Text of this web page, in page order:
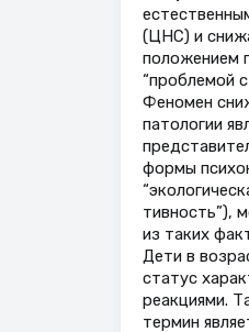
(ЦНС) и
положением
“проблемой
Феномен
патологии
формы
тивность”),
из таких
Дети в
статус
реакциями.
термин